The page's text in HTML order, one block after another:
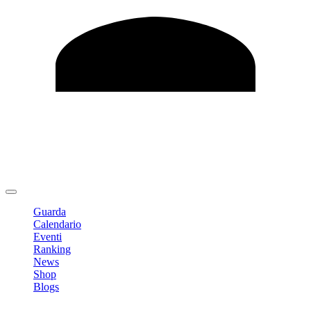
Guarda
Calendario
Eventi
Ranking
News
Shop
Blogs